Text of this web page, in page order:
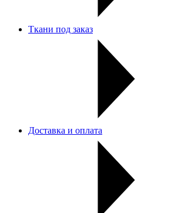
Ткани под заказ
Доставка и оплата